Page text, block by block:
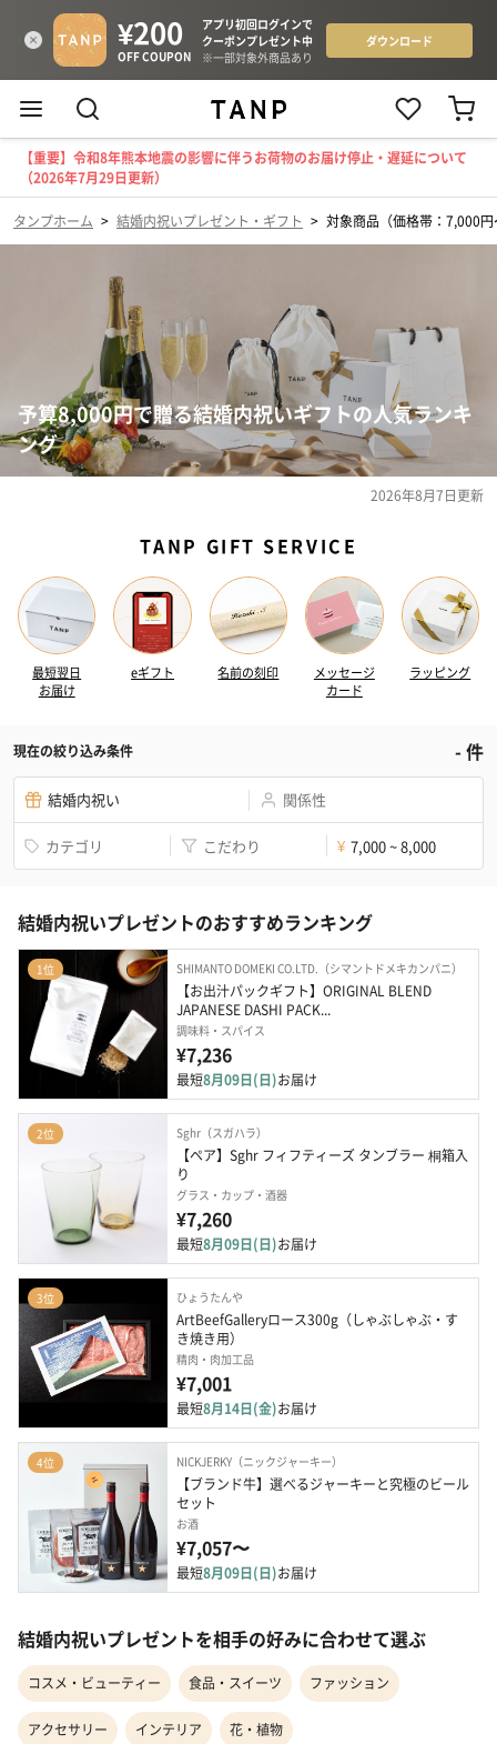
【重要】令和8年熊本地震の影響に伴うお荷物のお届け停止・遅延について
（2026年7月29日更新）
タンプホーム > 結婚内祝いプレゼント・ギフト > 対象商品（価格帯：7,000
予算8,000円で贈る結婚内祝いギフトの人気ランキ
ング
2026年8月7日更新
TANP GIFT SERVICE
最短翌日
お届け
eギフト 名前の刻印
メッセージ
カード
ラッピング
現在の絞り込み条件 -件
結婚内祝い 関係性
カテゴリ こだわり ¥ 7,000 ~ 8,000
結婚内祝いプレゼントのおすすめランキング
1位 SHIMANTO DOMEKI CO.LTD.（シマントドメキカンパニ）
【お出汁パックギフト】ORIGINAL BLEND
JAPANESE DASHI PACK...
調味料・スパイス
¥7,236
最短8月09日(日)お届け
2位 Sghr（スガハラ）
【ペア】Sghr フィフティーズ タンブラー 桐箱入
り
グラス・カップ・酒器
¥7,260
最短8月09日(日)お届け
3位 ひょうたんや
ArtBeefGalleryロース300g（しゃぶしゃぶ・す
き焼き用）
精肉・肉加工品
¥7,001
最短8月14日(金)お届け
4位 NICKJERKY（ニックジャーキー）
【ブランド牛】選べるジャーキーと究極のビール
セット
お酒
¥7,057〜
最短8月09日(日)お届け
結婚内祝いプレゼントを相手の好みに合わせて選ぶ
コスメ・ビューティー 食品・スイーツ ファッション
アクセサリー インテリア 花・植物